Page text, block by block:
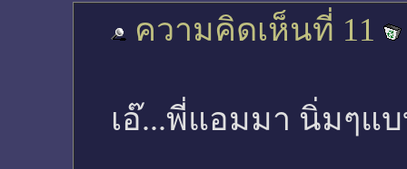
ความคิดเห็นที่ 11
เอ๊...พี่แอมมา นิ่มๆแ